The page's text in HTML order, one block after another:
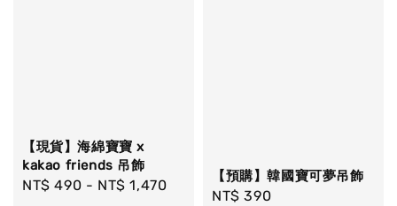
【現貨】海綿寶寶 x
kakao friends 吊飾
Regular
NT$ 490 - NT$ 1,470
【預購】韓國寶可夢吊飾
Regular
NT$ 390